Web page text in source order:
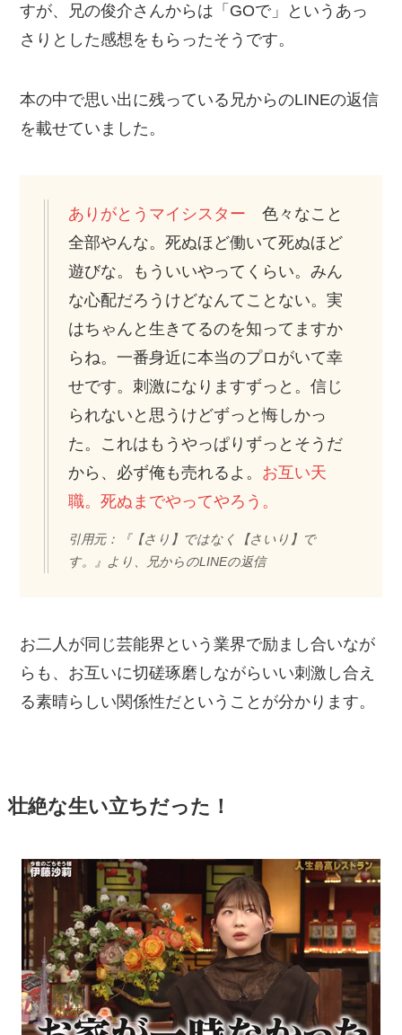
すが、兄の俊介さんからは「GOで」というあっ
さりとした感想をもらったそうです。
本の中で思い出に残っている兄からのLINEの返信
を載せていました。
ありがとうマイシスター 色々なこと
全部やんな。死ぬほど働いて死ぬほど
遊びな。もういいやってくらい。みん
な心配だろうけどなんてことない。実
はちゃんと生きてるのを知ってますか
らね。一番身近に本当のプロがいて幸
せです。刺激になりますずっと。信じ
られないと思うけどずっと悔しかっ
た。これはもうやっぱりずっとそうだ
から、必ず俺も売れるよ。 お互い天
職。死ぬまでやってやろう。
引用元：『【さり】ではなく【さいり】で
す。』より、兄からのLINEの返信
お二人が同じ芸能界という業界で励まし合いなが
らも、お互いに切磋琢磨しながらいい刺激し合え
る素晴らしい関係性だということが分かります。
壮絶な生い立ちだった！